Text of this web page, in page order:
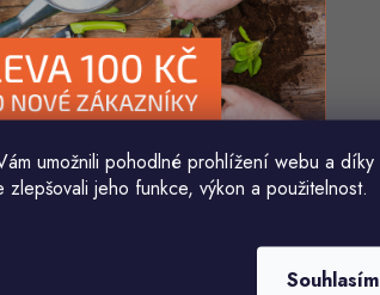
umožnili pohodlné prohlížení webu a díky
jeho funkce, výkon a použitelnost.
Souhlasím